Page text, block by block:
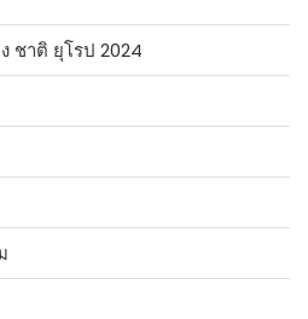
ชาติ ยุโรป 2024